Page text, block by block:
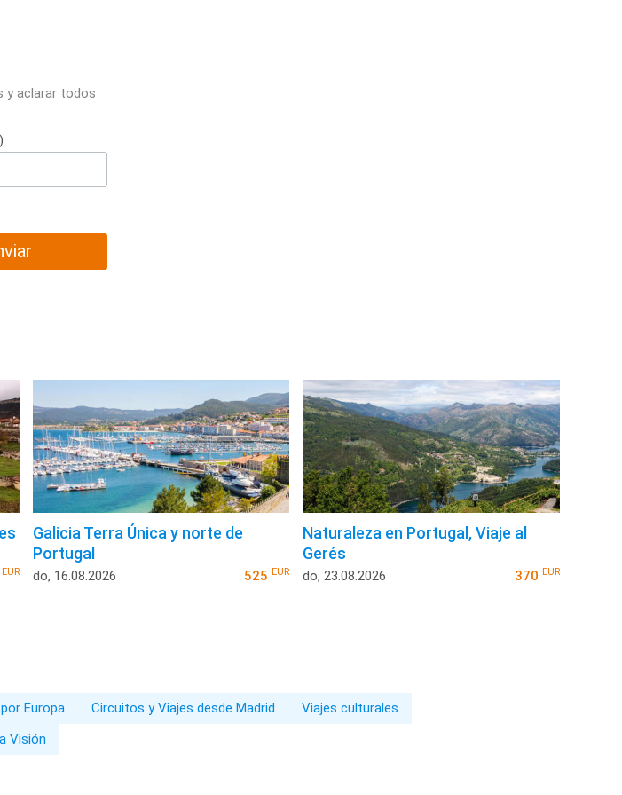
y aclarar todos
EUR
Galicia Terra Única y norte de
Portugal
do, 16.08.2026 525EUR
Naturaleza en Portugal, Viaje al
Gerés
do, 23.08.2026 370 EUR
Europa Circuitos y Viajes desde Madrid
Viajes culturales
Visión